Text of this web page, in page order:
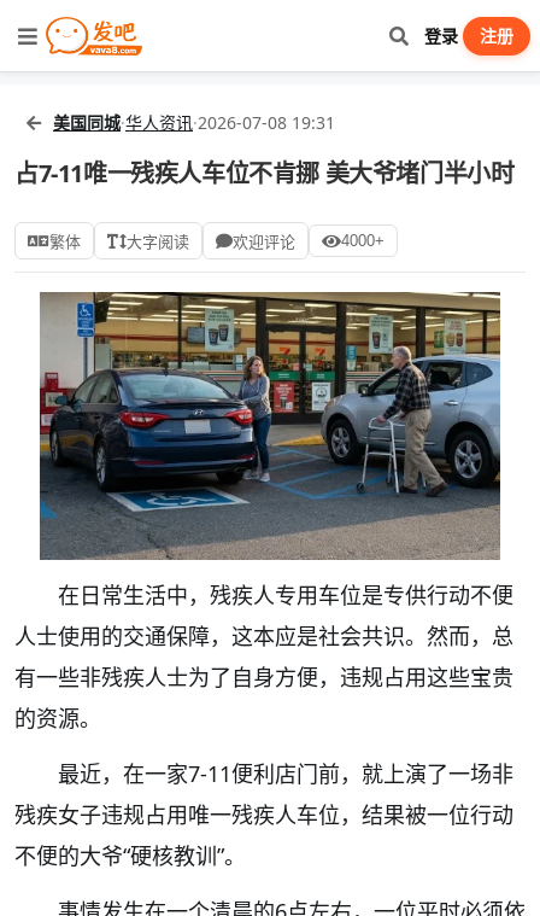
登录 注册
美国同城·华人资讯·2026-07-08 19:31
占7-11唯一残疾人车位不肯挪 美大爷堵门半小时
繁体 大字阅读 欢迎评论 4000+
在日常生活中，残疾人专用车位是专供行动不便
人士使用的交通保障，这本应是社会共识。然而，总
有一些非残疾人士为了自身方便，违规占用这些宝贵
的资源。
最近，在一家7-11便利店门前，就上演了一场非
残疾女子违规占用唯一残疾人车位，结果被一位行动
不便的大爷“硬核教训”。